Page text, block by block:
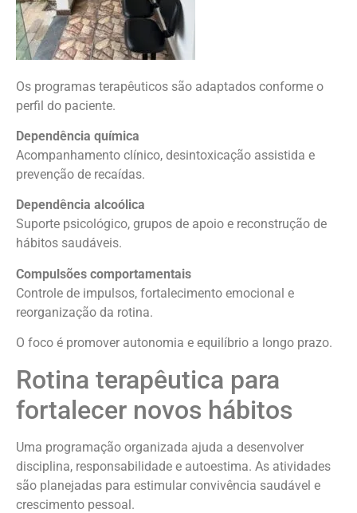
Os programas terapêuticos são adaptados conforme o
perfil do paciente.
Dependência química
Acompanhamento clínico, desintoxicação assistida e
prevenção de recaídas.
Dependência alcoólica
Suporte psicológico, grupos de apoio e reconstrução de
hábitos saudáveis.
Compulsões comportamentais
Controle de impulsos, fortalecimento emocional e
reorganização da rotina.
O foco é promover autonomia e equilíbrio a longo prazo.
Rotina terapêutica para
fortalecer novos hábitos
Uma programação organizada ajuda a desenvolver
disciplina, responsabilidade e autoestima. As atividades
são planejadas para estimular convivência saudável e
crescimento pessoal.